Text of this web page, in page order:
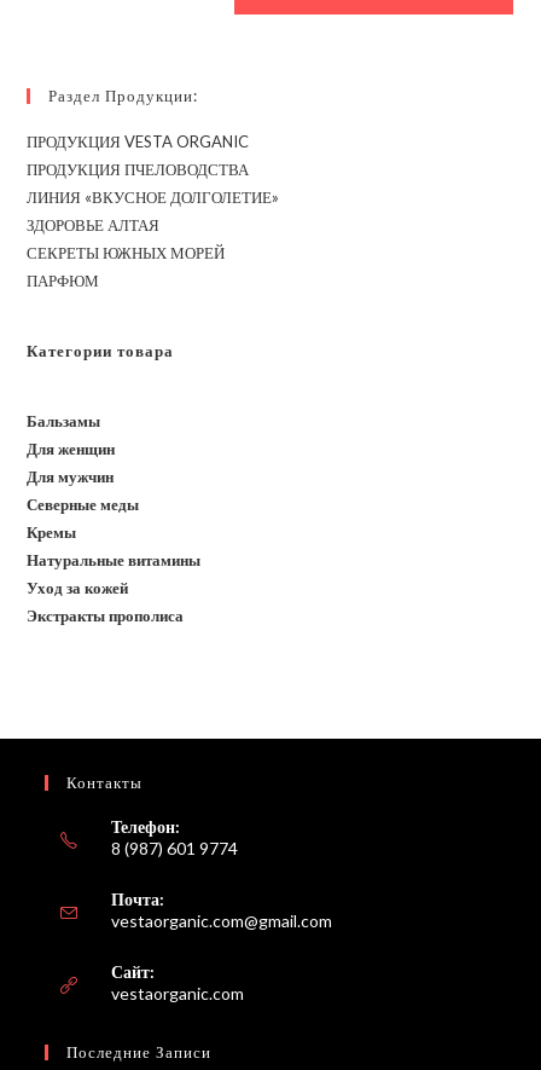
Раздел Продукции:
ПРОДУКЦИЯ VESTA ORGANIC
ПРОДУКЦИЯ ПЧЕЛОВОДСТВА
ЛИНИЯ «ВКУСНОЕ ДОЛГОЛЕТИЕ»
ЗДОРОВЬЕ АЛТАЯ
СЕКРЕТЫ ЮЖНЫХ МОРЕЙ
ПАРФЮМ
Категории товара
Бальзамы
Для женщин
Для мужчин
Северные меды
Кремы
Натуральные витамины
Уход за кожей
Экстракты прополиса
Контакты
Телефон:
8 (987) 601 9774
Почта:
vestaorganic.com@gmail.com
Сайт:
vestaorganic.com
Последние Записи